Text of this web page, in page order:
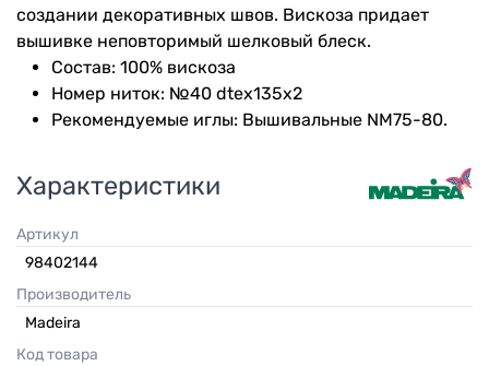
создании декоративных швов. Вискоза придает
вышивке неповторимый шелковый блеск.
Состав: 100% вискоза
Номер ниток: №40 dtex135x2
Рекомендуемые иглы: Вышивальные NM75-80.
Характеристики
Артикул
98402144
Производитель
Madeira
Код товара